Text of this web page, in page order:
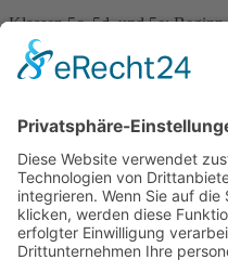
Klassen 5c, 5d, und 5e:
Wir freuen uns auf euch!
Zurück
Anschrift